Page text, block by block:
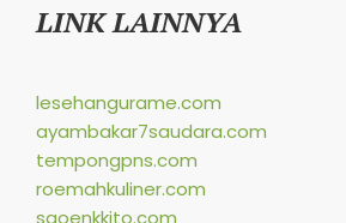
LINK LAINNYA
lesehangurame.com
ayambakar7saudara.com
tempongpns.com
roemahkuliner.com
saoenkkito.com